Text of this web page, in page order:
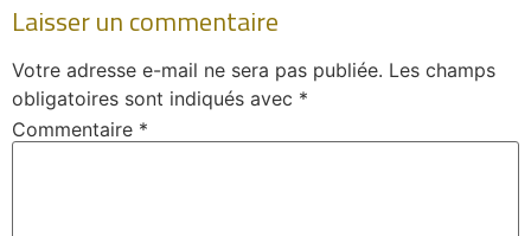
Laisser un commentaire
Votre adresse e-mail ne sera pas publiée. Les champs
obligatoires sont indiqués avec *
Commentaire *